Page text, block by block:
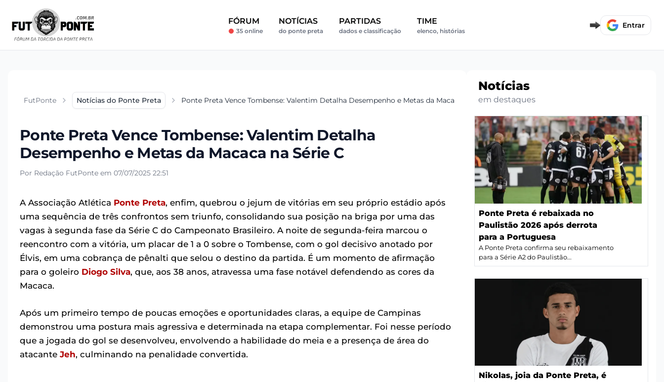
FÓRUM
35 online
NOTÍCIAS
do ponte preta
PARTIDAS
dados e classificação
TIME
elenco, histórias
Entrar
FutPonte Notícias do Ponte Preta Ponte Preta Vence Tombense: Valentim Detalha Desempenho e Metas da Macaca na Série C
Ponte Preta Vence Tombense: Valentim Detalha
Desempenho e Metas da Macaca na Série C
Por Redação FutPonte em 07/07/2025 22:51
A Associação Atlética Ponte Preta, enfim, quebrou o jejum de vitórias em seu próprio estádio após
uma sequência de três confrontos sem triunfo, consolidando sua posição na briga por uma das
vagas à segunda fase da Série C do Campeonato Brasileiro. A noite de segunda-feira marcou o
reencontro com a vitória, um placar de 1 a 0 sobre o Tombense, com o gol decisivo anotado por
Élvis, em uma cobrança de pênalti que selou o destino da partida. É um momento de afirmação
para o goleiro Diogo Silva, que, aos 38 anos, atravessa uma fase notável defendendo as cores da
Macaca.
Após um primeiro tempo de poucas emoções e oportunidades claras, a equipe de Campinas
demonstrou uma postura mais agressiva e determinada na etapa complementar. Foi nesse período
que a jogada do gol se desenvolveu, envolvendo a habilidade do meia e a presença de área do
atacante Jeh, culminando na penalidade convertida.
Notícias
em destaques
Ponte Preta é rebaixada no
Paulistão 2026 após derrota
para a Portuguesa
A Ponte Preta confirma seu rebaixamento
para a Série A2 do Paulistão...
Nikolas, joia da Ponte Preta, é